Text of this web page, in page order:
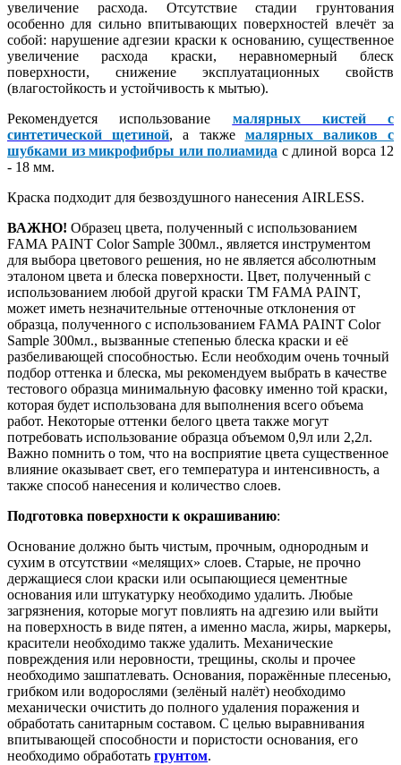
увеличение расхода. Отсутствие стадии грунтования
особенно для сильно впитывающих поверхностей влечёт за
собой: нарушение адгезии краски к основанию, существенное
увеличение расхода краски, неравномерный блеск
поверхности, снижение эксплуатационных свойств
(влагостойкость и устойчивость к мытью).
Рекомендуется использование малярных кистей с
синтетической щетиной, а также малярных валиков с
шубками из микрофибры или полиамида с длиной ворса 12
- 18 мм.
Краска подходит для безвоздушного нанесения AIRLESS.
ВАЖНО! Образец цвета, полученный с использованием
FAMA PAINT Color Sample 300мл., является инструментом
для выбора цветового решения, но не является абсолютным
эталоном цвета и блеска поверхности. Цвет, полученный с
использованием любой другой краски ТМ FAMA PAINT,
может иметь незначительные оттеночные отклонения от
образца, полученного с использованием FAMA PAINT Color
Sample 300мл., вызванные степенью блеска краски и её
разбеливающей способностью. Если необходим очень точный
подбор оттенка и блеска, мы рекомендуем выбрать в качестве
тестового образца минимальную фасовку именно той краски,
которая будет использована для выполнения всего объема
работ. Некоторые оттенки белого цвета также могут
потребовать использование образца объемом 0,9л или 2,2л.
Важно помнить о том, что на восприятие цвета существенное
влияние оказывает свет, его температура и интенсивность, а
также способ нанесения и количество слоев.
Подготовка поверхности к окрашиванию:
Основание должно быть чистым, прочным, однородным и
сухим в отсутствии «мелящих» слоев. Старые, не прочно
держащиеся слои краски или осыпающиеся цементные
основания или штукатурку необходимо удалить. Любые
загрязнения, которые могут повлиять на адгезию или выйти
на поверхность в виде пятен, а именно масла, жиры, маркеры,
красители необходимо также удалить. Механические
повреждения или неровности, трещины, сколы и прочее
необходимо зашпатлевать. Основания, поражённые плесенью,
грибком или водорослями (зелёный налёт) необходимо
механически очистить до полного удаления поражения и
обработать санитарным составом. С целью выравнивания
впитывающей способности и пористости основания, его
необходимо обработать грунтом.